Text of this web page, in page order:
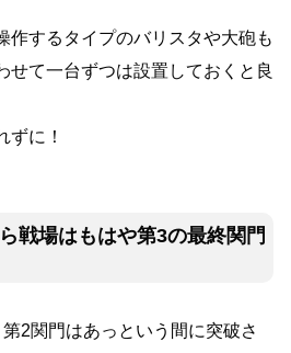
作するタイプのバリスタや大砲も
せて一台ずつは設置しておくと良
ずに！
戦場はもはや第3の最終関門
2関門はあっという間に突破さ